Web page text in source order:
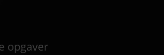
opgaver